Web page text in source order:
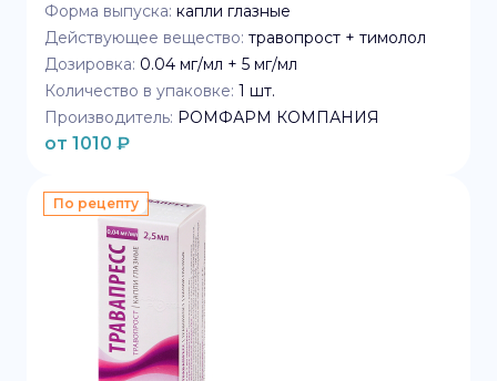
Форма выпуска: капли глазные
Действующее вещество: травопрост + тимолол
Дозировка: 0.04 мг/мл + 5 мг/мл
Количество в упаковке: 1 шт.
Производитель: РОМФАРМ КОМПАНИЯ
от 1010 ₽
По рецепту